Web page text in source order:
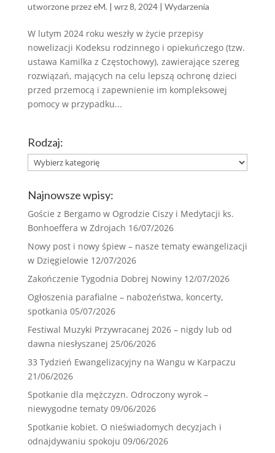
utworzone przezeM. | wrz 8, 2024| Wydarzenia
W lutym 2024 roku weszły w życie przepisy
nowelizacji Kodeksu rodzinnego i opiekuńczego (tzw.
ustawa Kamilka z Częstochowy), zawierające szereg
rozwiązań, mających na celu lepszą ochronę dzieci
przed przemocą i zapewnienie im kompleksowej
pomocy w przypadku...
Rodzaj:
Rodzaj:
Najnowsze wpisy:
Goście z Bergamo w Ogrodzie Ciszy i Medytacji ks.
Bonhoeffera w Zdrojach 16/07/2026
Nowy post i nowy śpiew – nasze tematy ewangelizacji
w Dzięgielowie 12/07/2026
Zakończenie Tygodnia Dobrej Nowiny 12/07/2026
Ogłoszenia parafialne – nabożeństwa, koncerty,
spotkania 05/07/2026
Festiwal Muzyki Przywracanej 2026 – nigdy lub od
dawna niesłyszanej 25/06/2026
33 Tydzień Ewangelizacyjny na Wangu w Karpaczu
21/06/2026
Spotkanie dla mężczyzn. Odroczony wyrok –
niewygodne tematy 09/06/2026
Spotkanie kobiet. O nieświadomych decyzjach i
odnajdywaniu spokoju 09/06/2026